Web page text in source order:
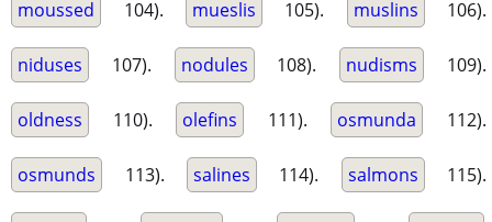
moussed 104). mueslis 105). muslins 106).
niduses 107). nodules 108). nudisms 109).
oldness 110). olefins 111). osmunda 112).
osmunds 113). salines 114). salmons 115).